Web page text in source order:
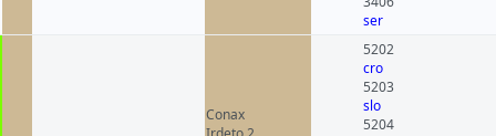
ser
Conax
5202
cro
5203
slo
5204